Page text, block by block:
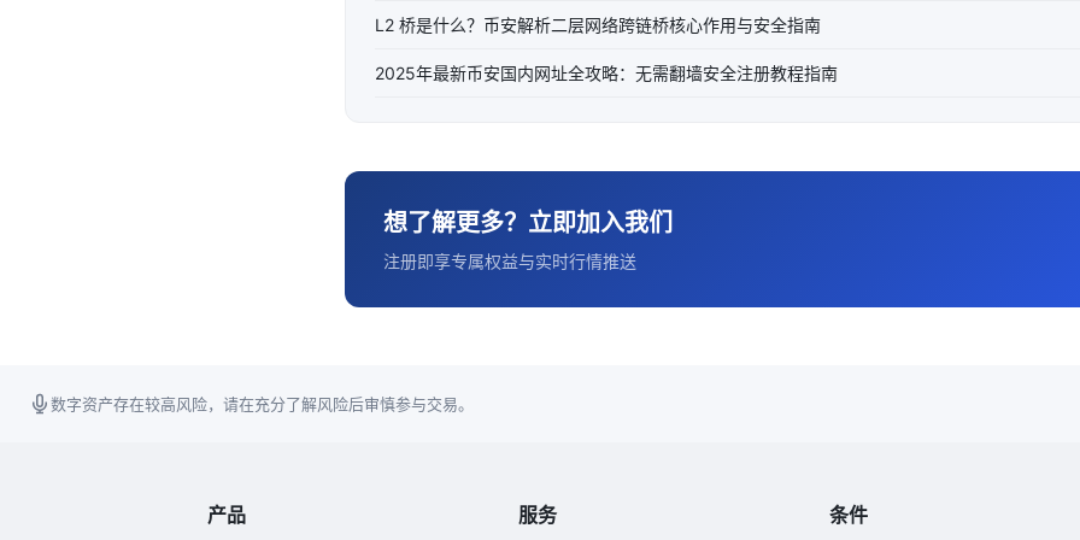
L2 桥是什么？币安解析二层网络跨链桥核心作用与安全指南
2025年最新币安国内网址全攻略：无需翻墙安全注册教程指南
想了解更多？立即加入我们
注册即享专属权益与实时行情推送
数字资产存在较高风险，请在充分了解风险后审慎参与交易。
产品 服务 条件